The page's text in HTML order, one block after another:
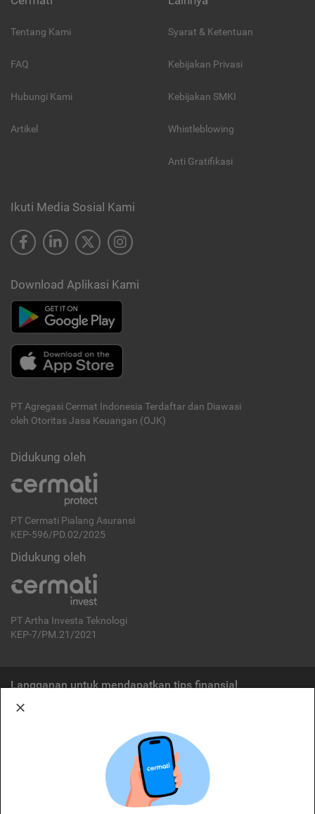
Tentang Kami
FAQ
Hubungi Kami
Artikel
Syarat & Ketentuan
Kebijakan Privasi
Kebijakan SMKI
Whistleblowing
Anti Gratifikasi
Ikuti Media Sosial Kami
Download Aplikasi Kami
PT Agregasi Cermat Indonesia Terdaftar dan Diawasi
oleh Otoritas Jasa Keuangan (OJK)
Didukung oleh
PT Cermati Pialang Asuransi
KEP-596/PD.02/2025
Didukung oleh
PT Artha Investa Teknologi
KEP-7/PM.21/2021
Langganan untuk mendapatkan tips finansial
Cermati merupakan penyelenggara agregasi jasa keuangan yang terdaftar di
OJK. Oleh karena itu, produk dan/atau layanan jasa keuangan yang
ditawarkan bukan merupakan produk dan/atau layanan jasa keuangan yang
diterbitkan oleh Cermati dan Cermati tidak bertanggung jawab atas tuntutan